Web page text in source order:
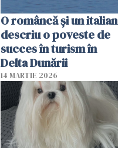
O româncă și un italian
descriu o poveste de
succes în turism în
Delta Dunării
14 MARTIE 2026